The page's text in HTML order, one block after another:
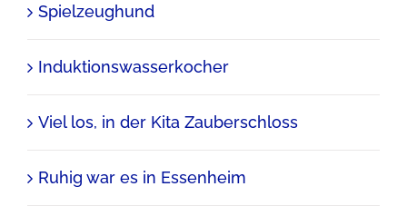
Spielzeughund
Induktionswasserkocher
Viel los, in der Kita Zauberschloss
Ruhig war es in Essenheim